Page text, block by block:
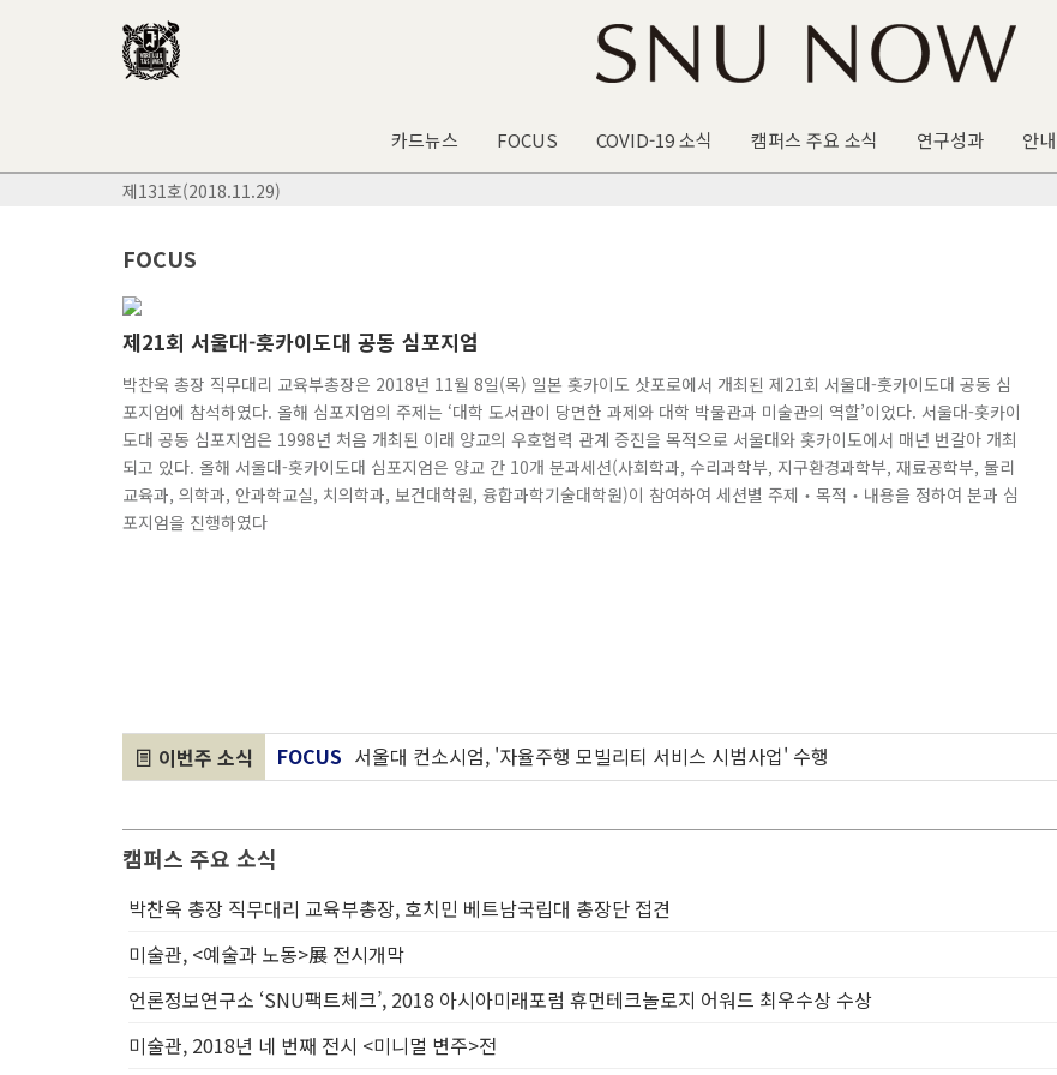
카드뉴스 FOCUS COVID-19 소식 캠퍼스 주요 소식 연구성과 안내
제131호(2018.11.29)
FOCUS
제21회 서울대-훗카이도대 공동 심포지엄
박찬욱 총장 직무대리 교육부총장은 2018년 11월 8일(목) 일본 홋카이도 삿포로에서 개최된 제21회 서울대-훗카이도대 공동 심
포지엄에 참석하였다. 올해 심포지엄의 주제는 ‘대학 도서관이 당면한 과제와 대학 박물관과 미술관의 역할’이었다. 서울대-홋카이
도대 공동 심포지엄은 1998년 처음 개최된 이래 양교의 우호협력 관계 증진을 목적으로 서울대와 홋카이도에서 매년 번갈아 개최
되고 있다. 올해 서울대-홋카이도대 심포지엄은 양교 간 10개 분과세션(사회학과, 수리과학부, 지구환경과학부, 재료공학부, 물리
교육과, 의학과, 안과학교실, 치의학과, 보건대학원, 융합과학기술대학원)이 참여하여 세션별 주제‧목적‧내용을 정하여 분과 심
포지엄을 진행하였다
이번주 소식 FOCUS 서울대 컨소시엄, '자율주행 모빌리티 서비스 시범사업' 수행
FOCUS 화학부 박승범 교수 연구팀, 생합성 모사한 '열린' 비타민 B3 합성법 개발
캠퍼스 주요 소식 발전기금 30주년 기념보고서 발행
캠퍼스 주요 소식
캠퍼스 주요 소식 다양성위원회, 학생 인턴십 3기 수료식 개최
캠퍼스 주요 소식 글로벌사회공헌단, 2020 샤눔리더스클럽 수상자 시상
캠퍼스 주요 소식
박찬욱 총장 직무대리 교육부총장, 호치민 베트남국립대 총장단 접견
미술관, <예술과 노동>展 전시개막
언론정보연구소 ‘SNU팩트체크’, 2018 아시아미래포럼 휴먼테크놀로지 어워드 최우수상 수상
미술관, 2018년 네 번째 전시 <미니멀 변주>전